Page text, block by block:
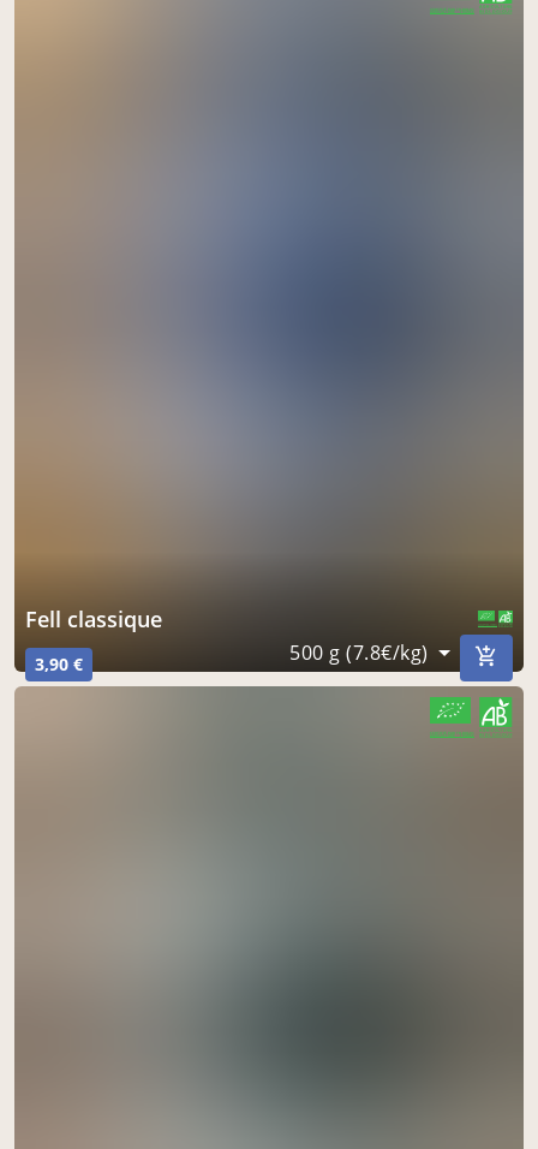
Fell classique
3,90 € 500 g (7.8€/kg)
CERTIFIÉ PAR FR-BIO-01
AGRICULTURE FRANCE
CERTIFIÉ PAR FR-BIO-01
AGRICULTURE FRANCE